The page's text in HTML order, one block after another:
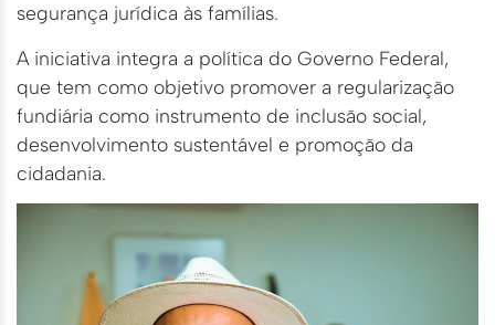
segurança jurídica às famílias.
A iniciativa integra a política do Governo Federal,
que tem como objetivo promover a regularização
fundiária como instrumento de inclusão social,
desenvolvimento sustentável e promoção da
cidadania.